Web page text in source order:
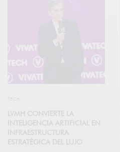
LVMH CONVIERTE LA
INTELIGENCIA ARTIFICIAL EN
INFRAESTRUCTURA
ESTRATÉGICA DEL LUJO